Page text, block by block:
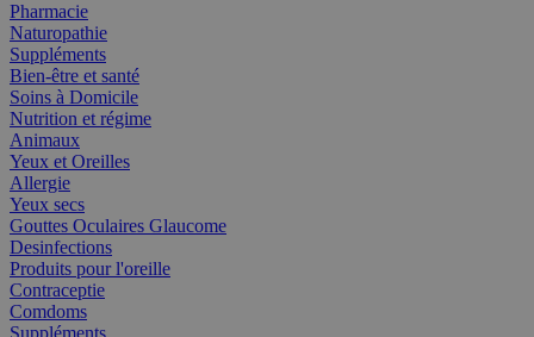
Pharmacie
Naturopathie
Suppléments
Bien-être et santé
Soins à Domicile
Nutrition et régime
Animaux
Yeux et Oreilles
Allergie
Yeux secs
Gouttes Oculaires Glaucome
Desinfections
Produits pour l'oreille
Contraceptie
Comdoms